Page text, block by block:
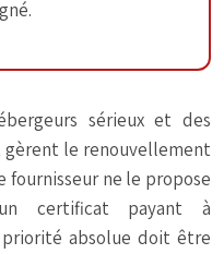
sérieux et des
gèrent le renouvellement
ne le propose
certificat payant à
absolue doit être